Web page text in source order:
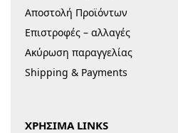
Αποστολή Προϊόντων
Επιστροφές – αλλαγές
Ακύρωση παραγγελίας
Shipping & Payments
ΧΡΗΣΙΜΑ LINKS